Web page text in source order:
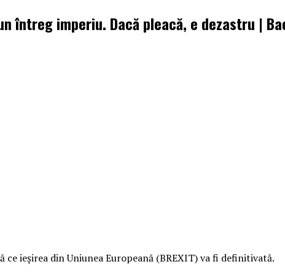
întreg imperiu. Dacă pleacă, e dezastru |
ieşirea din Uniunea Europeană (BREXIT) va fi definitivată.